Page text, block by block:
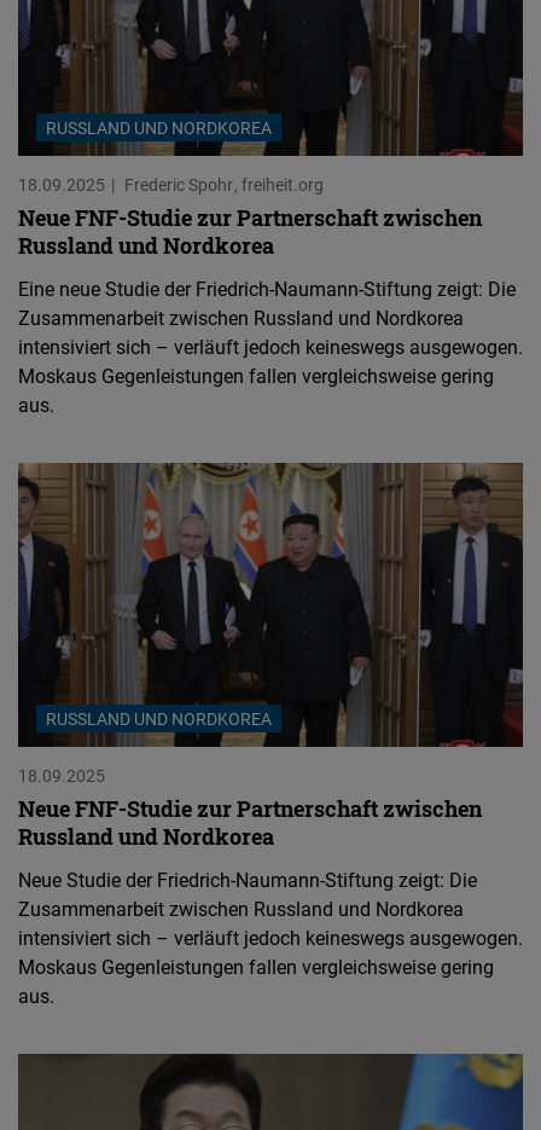
RUSSLAND UND NORDKOREA
18.09.2025 Frederic Spohr freiheit.org
Neue FNF-Studie zur Partnerschaft zwischen
Russland und Nordkorea
Eine neue Studie der Friedrich-Naumann-Stiftung zeigt: Die
Zusammenarbeit zwischen Russland und Nordkorea
intensiviert sich – verläuft jedoch keineswegs ausgewogen.
Moskaus Gegenleistungen fallen vergleichsweise gering
aus.
RUSSLAND UND NORDKOREA
18.09.2025
Neue FNF-Studie zur Partnerschaft zwischen
Russland und Nordkorea
Neue Studie der Friedrich-Naumann-Stiftung zeigt: Die
Zusammenarbeit zwischen Russland und Nordkorea
intensiviert sich – verläuft jedoch keineswegs ausgewogen.
Moskaus Gegenleistungen fallen vergleichsweise gering
aus.